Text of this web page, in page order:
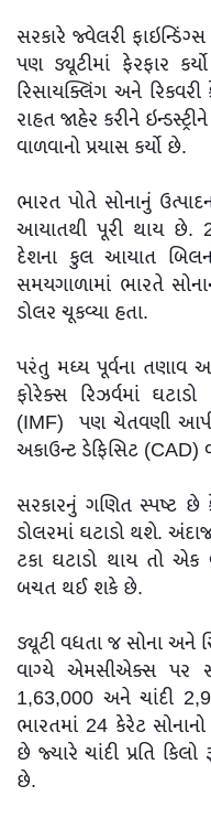
સરકારે જ્વેલરી
પણ ડ્યૂટીમાં ફેરફાર
રિસાયક્લિંગ અને
રાહત જાહેર કરીને
વાળવાનો પ્રયાસ કર્યો છે.
ભારત પોતે સોનાનું
આયાતથી પૂરી થાય છે.
દેશના કુલ આયાત
સમયગાળામાં ભારતે
ડોલર ચૂકવ્યા હતા.
પરંતુ મધ્ય પૂર્વના તણાવ
ફોરેક્સ રિઝર્વમાં
(IMF) પણ ચેતવણી
અકાઉન્ટ ડેફિસિટ
સરકારનું ગણિત સ્પષ્ટ છે
ડોલરમાં ઘટાડો થશે.
ટકા ઘટાડો થાય તો એક
બચત થઈ શકે છે.
ડ્યૂટી વધતા જ સોના અને
વાગ્યે એમસીએક્સ પર
1,63,000 અને ચાંદી
ભારતમાં 24 કેરેટ
છે જ્યારે ચાંદી પ્રતિ
છે.